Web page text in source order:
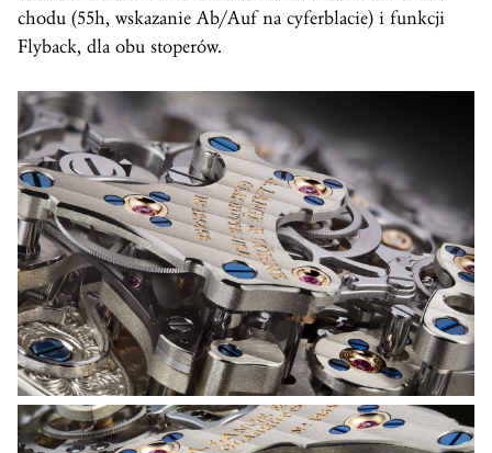
chodu (55h, wskazanie Ab/Auf na cyferblacie) i funkcji
Flyback, dla obu stoperów.